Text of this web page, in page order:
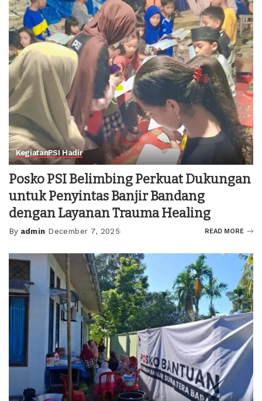
KegiatanPSI Hadir
Posko PSI Belimbing Perkuat Dukungan
untuk Penyintas Banjir Bandang
dengan Layanan Trauma Healing
Posted
By admin December 7, 2025 READ MORE